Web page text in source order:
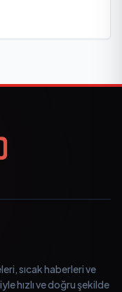
sıcak haberleri ve
hızlı ve doğru şekilde